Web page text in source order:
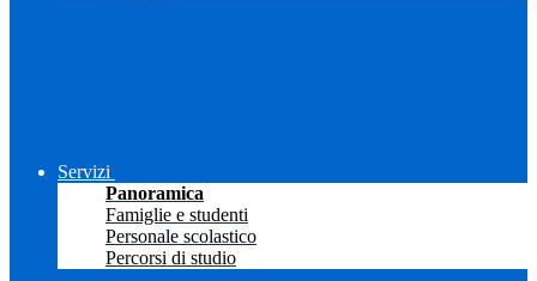
Servizi
Panoramica
Famiglie e studenti
Personale scolastico
Percorsi di studio